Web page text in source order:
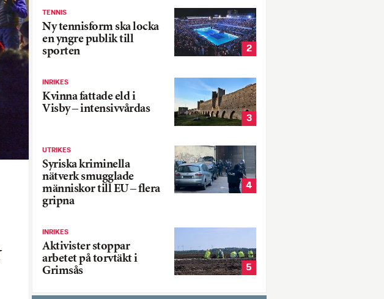
TENNIS
Ny tennisform ska locka
en yngre publik till
sporten
2
INRIKES
Kvinna fattade eld i
Visby – intensivvårdas
3
UTRIKES
Syriska kriminella
nätverk smugglade
människor till EU – flera
gripna
4
INRIKES
Aktivister stoppar
arbetet på torvtäkt i
Grimsås
5